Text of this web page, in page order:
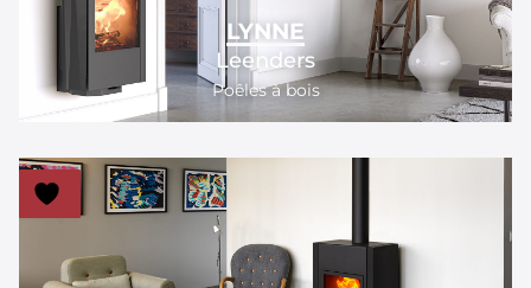
LYNNE
Leenders
Poêles à bois